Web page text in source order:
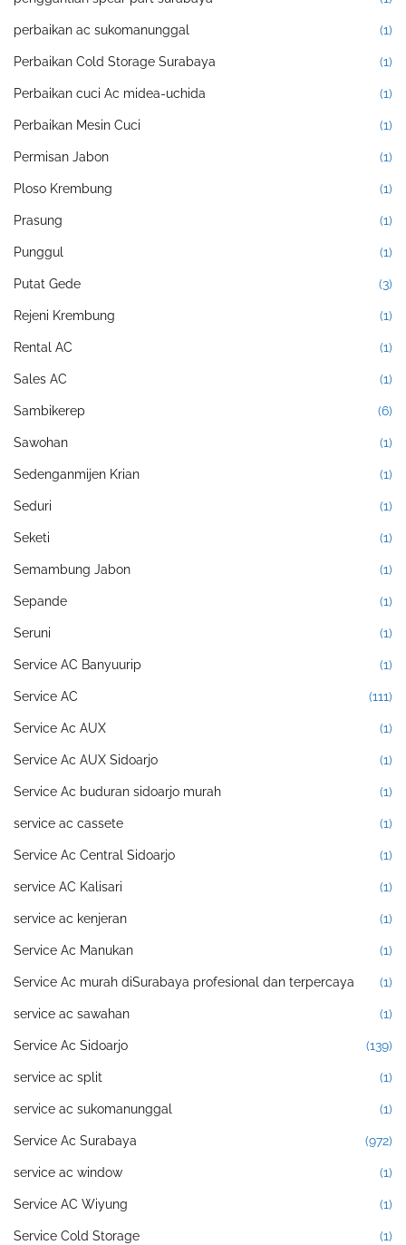
perbaikan ac sukomanunggal (1)
Perbaikan Cold Storage Surabaya (1)
Perbaikan cuci Ac midea-uchida (1)
Perbaikan Mesin Cuci (1)
Permisan Jabon (1)
Ploso Krembung (1)
Prasung (1)
Punggul (1)
Putat Gede (3)
Rejeni Krembung (1)
Rental AC (1)
Sales AC (1)
Sambikerep (6)
Sawohan (1)
Sedenganmijen Krian (1)
Seduri (1)
Seketi (1)
Semambung Jabon (1)
Sepande (1)
Seruni (1)
Service AC Banyuurip (1)
Service AC (111)
Service Ac AUX (1)
Service Ac AUX Sidoarjo (1)
Service Ac buduran sidoarjo murah (1)
service ac cassete (1)
Service Ac Central Sidoarjo (1)
service AC Kalisari (1)
service ac kenjeran (1)
Service Ac Manukan (1)
Service Ac murah diSurabaya profesional dan terpercaya (1)
service ac sawahan (1)
Service Ac Sidoarjo (139)
service ac split (1)
service ac sukomanunggal (1)
Service Ac Surabaya (972)
service ac window (1)
Service AC Wiyung (1)
Service Cold Storage (1)